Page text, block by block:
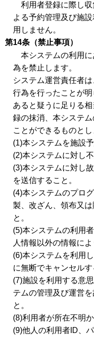
利用者登録に際し
よる予約管理及び施
用しません。
第14条（禁止事項）
本システムの利用
為を禁止します。
システム運営責任者
行為を行ったことが
あると疑うに足りる
録の抹消、本システ
ことができるものとし
(1)本システムを施設
(2)本システムに対し
(3)本システムに対し
を送信すること。
(4)本システムのプロ
製、改ざん、領布又
と。
(5)本システムの利用
人情報以外の情報によ
(6)本システムを利用
に無断でキャンセルす
(7)施設を利用する意
テムの管理及び運営
と。
(8)利用者が所在不明
(9)他人の利用者ID、